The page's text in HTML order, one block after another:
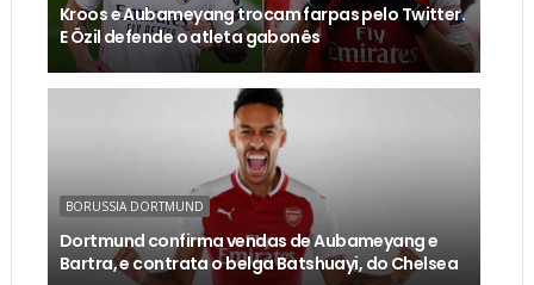
Kroos e Aubameyang trocam farpas pelo Twitter.
E Özil defende o atleta gabonês
BORUSSIA DORTMUND
Dortmund confirma vendas de Aubameyang e
Bartra, e contrata o belga Batshuayi, do Chelsea